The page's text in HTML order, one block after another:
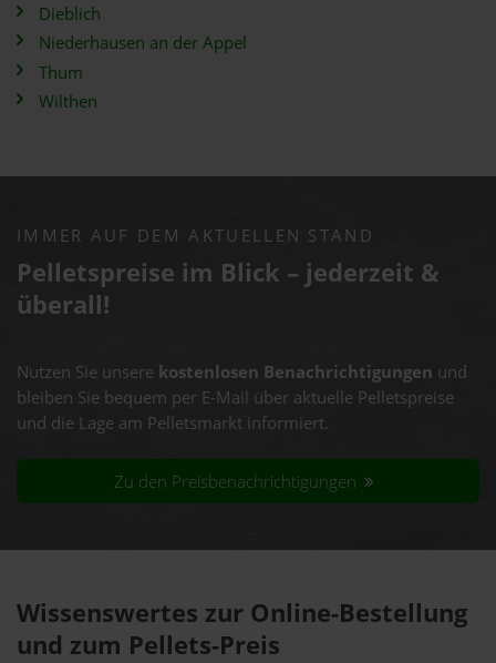
Dieblich
Niederhausen an der Appel
Thum
Wilthen
IMMER AUF DEM AKTUELLEN STAND
Pelletspreise im Blick – jederzeit &
überall!
Nutzen Sie unsere kostenlosen Benachrichtigungen und
bleiben Sie bequem per E-Mail über aktuelle Pelletspreise
und die Lage am Pelletsmarkt informiert.
Zu den Preisbenachrichtigungen
Wissenswertes zur Online-Bestellung
und zum Pellets-Preis